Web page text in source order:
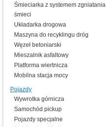
Śmieciarka z systemem zgniatania
śmieci
Układarka drogowa
Maszyna do recyklingu dróg
Węzeł betoniarski
Mieszalnik asfaltowy
Platforma wiertnicza
Mobilna stacja mocy
Pojazdy
Wywrotka górnicza
Samochód pickup
Pojazdy specjalne